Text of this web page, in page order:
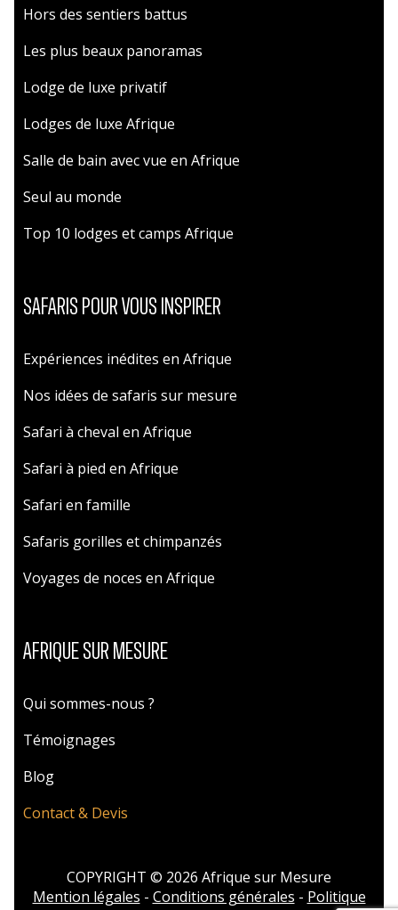
Hors des sentiers battus
Les plus beaux panoramas
Lodge de luxe privatif
Lodges de luxe Afrique
Salle de bain avec vue en Afrique
Seul au monde
Top 10 lodges et camps Afrique
SAFARIS POUR VOUS INSPIRER
Expériences inédites en Afrique
Nos idées de safaris sur mesure
Safari à cheval en Afrique
Safari à pied en Afrique
Safari en famille
Safaris gorilles et chimpanzés
Voyages de noces en Afrique
AFRIQUE SUR MESURE
Qui sommes-nous ?
Témoignages
Blog
Contact & Devis
COPYRIGHT © 2026 Afrique sur Mesure
Mention légales - Conditions générales - Politique